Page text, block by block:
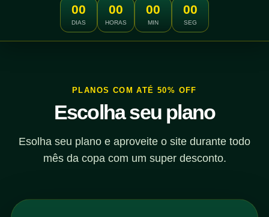
00
DIAS
00
HORAS
00
MIN
00
SEG
PLANOS COM ATÉ 50% OFF
Escolha seu plano
Esolha seu plano e aproveite o site durante todo
mês da copa com um super desconto.